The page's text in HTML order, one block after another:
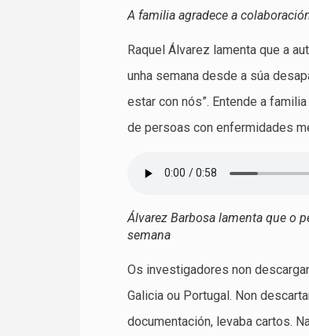
A familia agradece a
Raquel Álvarez lamenta que a
unha semana desde a súa
estar con nós”. Entende a
de persoas con enfermidades
Álvarez Barbosa lamenta que o
semana
Os investigadores non
Galicia ou Portugal. Non
documentación, levaba cartos.